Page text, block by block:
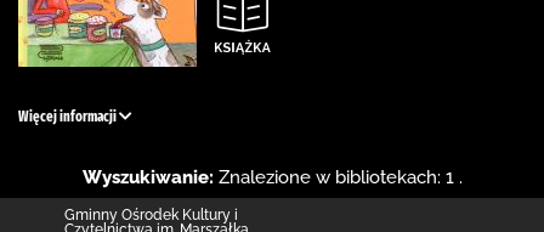
Więcej informacji
Wyszukiwanie: Znalezione w bibliotekach: 1 .
Gminny Ośrodek Kultury i